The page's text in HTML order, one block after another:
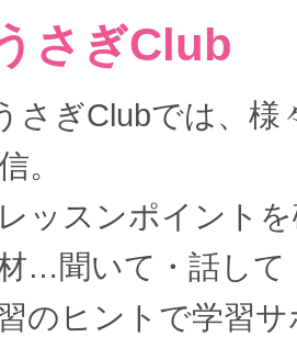
さぎClub
さぎClubでは、様
。
ッスンポイント
…聞いて・話して
のヒントで学習